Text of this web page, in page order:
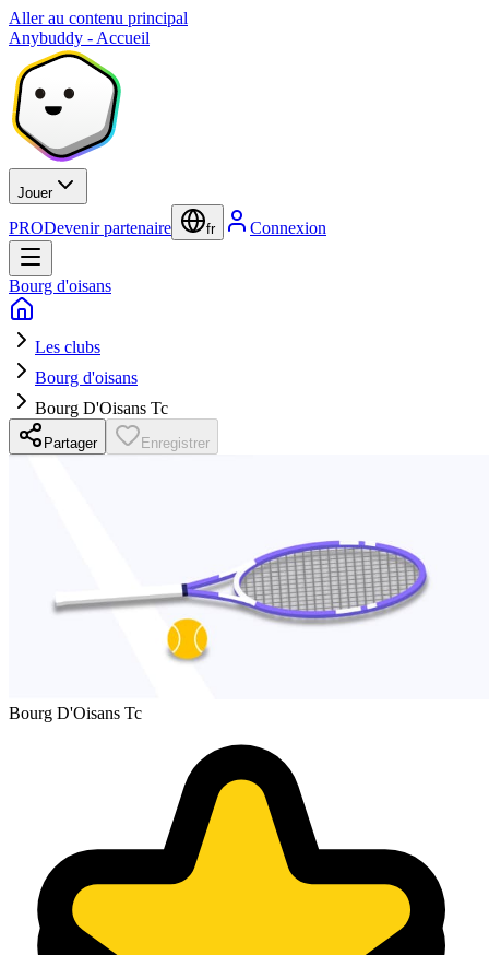
Aller au contenu principal
Anybuddy - Accueil
Jouer
PRODevenir partenaire fr Connexion
Bourg d'oisans
Les clubs
Bourg d'oisans
Bourg D'Oisans Tc
Partager Enregistrer
Bourg D'Oisans Tc